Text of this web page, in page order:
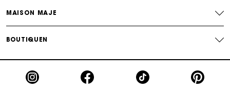
MAISON MAJE
BOUTIQUEN